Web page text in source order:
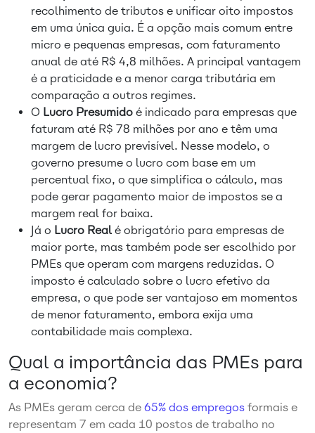
recolhimento de tributos e unificar oito impostos
em uma única guia. É a opção mais comum entre
micro e pequenas empresas, com faturamento
anual de até R$ 4,8 milhões. A principal vantagem
é a praticidade e a menor carga tributária em
comparação a outros regimes.
O Lucro Presumido é indicado para empresas que
faturam até R$ 78 milhões por ano e têm uma
margem de lucro previsível. Nesse modelo, o
governo presume o lucro com base em um
percentual fixo, o que simplifica o cálculo, mas
pode gerar pagamento maior de impostos se a
margem real for baixa.
Já o Lucro Real é obrigatório para empresas de
maior porte, mas também pode ser escolhido por
PMEs que operam com margens reduzidas. O
imposto é calculado sobre o lucro efetivo da
empresa, o que pode ser vantajoso em momentos
de menor faturamento, embora exija uma
contabilidade mais complexa.
Qual a importância das PMEs para
a economia?
As PMEs geram cerca de 65% dos empregos formais e
representam 7 em cada 10 postos de trabalho no